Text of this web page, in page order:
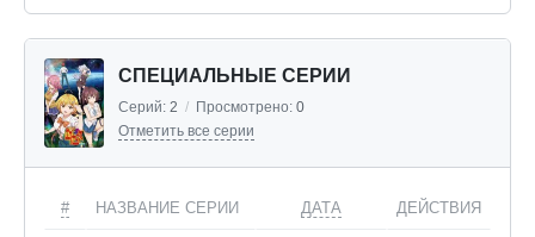
СПЕЦИАЛЬНЫЕ СЕРИИ
Серий: 2 / Просмотрено: 0
Отметить все серии
# НАЗВАНИЕ СЕРИИ ДАТА ДЕЙСТВИЯ